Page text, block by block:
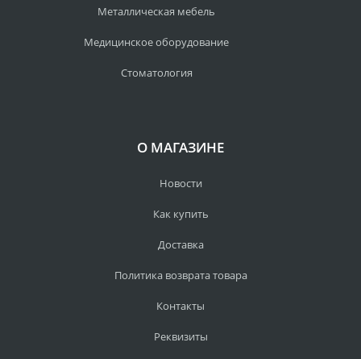
Металлическая мебель
Медицинское оборудование
Стоматология
О МАГАЗИНЕ
Новости
Как купить
Доставка
Политика возврата товара
Контакты
Реквизиты